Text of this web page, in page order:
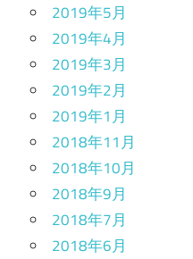
2019年5月
2019年4月
2019年3月
2019年2月
2019年1月
2018年11月
2018年10月
2018年9月
2018年7月
2018年6月